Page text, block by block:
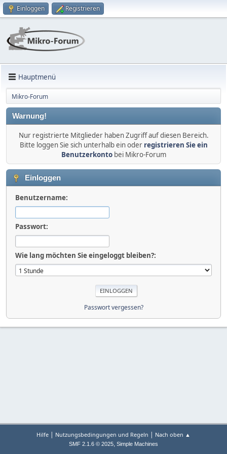
Einloggen Registrieren
Hauptmenü
Mikro-Forum
Warnung!
Nur registrierte Mitglieder haben Zugriff auf diesen Bereich.
Bitte loggen Sie sich unterhalb ein oder registrieren Sie ein
Benutzerkontobei Mikro-Forum
Einloggen
Benutzername:
Passwort:
Wie lang möchten Sie eingeloggt bleiben?:
Passwort vergessen?
Hilfe | Nutzungsbedingungen und Regeln | Nach oben ▲
SMF 2.1.6 © 2025, Simple Machines